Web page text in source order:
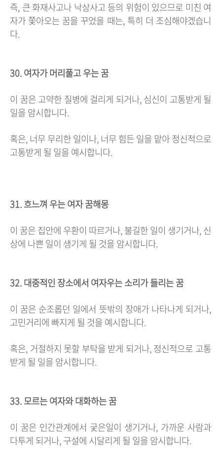
즉, 큰 화재사고나 낙상사고 등의 위험이 있으므로 미친 여
자가 쫓아오는 꿈을 꾸었을 때는, 특히 더 조심해야겠습니
다.
30. 여자가 머리풀고 우는 꿈
이 꿈은 고약한 질병에 걸리게 되거나, 심신이 고통받게 될
일을 암시합니다.
혹은, 너무 무리한 일이나, 너무 힘든 일을 맡아 정신적으로
고통받게 될 일을 예시합니다.
31. 흐느껴 우는 여자 꿈해몽
이 꿈은 집안에 우환이 따르거나, 불길한 일이 생기거나, 신
상에 나쁜 일이 생기게 될 것을 암시합니다.
32. 대중적인 장소에서 여자우는 소리가 들리는 꿈
이 꿈은 순조롭던 일에서 뜻밖의 장애가 나타나게 되거나,
고민거리에 빠지게 될 것을 예시합니다.
혹은, 거절하지 못할 부탁을 받게 되거나, 정신적으로 고통
받게 될 일을 암시합니다.
33. 모르는 여자와 대화하는 꿈
이 꿈은 인간관계에서 궂은일이 생기거나, 가까운 사람과
다투게 되거나, 구설에 시달리게 될 일을 암시합니다.